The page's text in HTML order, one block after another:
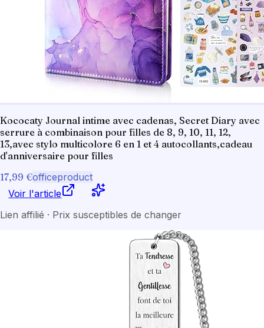
Kococaty Journal intime avec cadenas, Secret Diary avec
serrure à combinaison pour filles de 8, 9, 10, 11, 12,
13,avec stylo multicolore 6 en 1 et 4 autocollants,cadeau
d'anniversaire pour filles
17,99 €officeproduct
Voir l'article
Lien affilié · Prix susceptibles de changer